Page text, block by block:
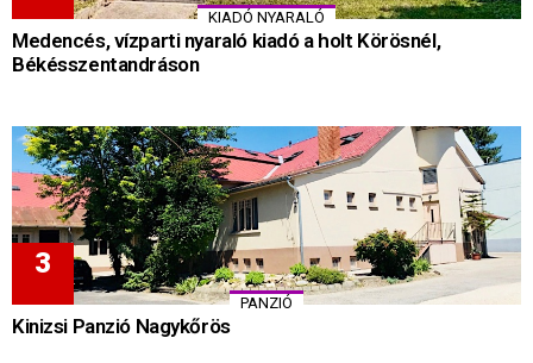
KIADÓ NYARALÓ
Medencés, vízparti nyaraló kiadó a holt Körösnél,
Békésszentandráson
PANZIÓ
Kinizsi Panzió Nagykőrös